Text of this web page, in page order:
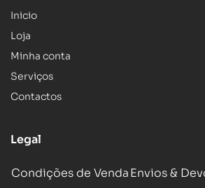
Inicio
Loja
Minha conta
Serviços
Contactos
Legal
Condições de VendaEnvios &